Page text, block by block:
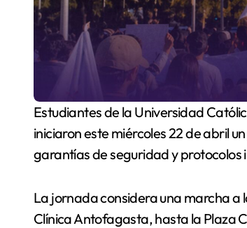
Estudiantes de la Universidad Católica del Norte (UCN) y la Universidad de Antofagasta (UA)
iniciaron este miércoles 22 de abril
garantías de seguridad y protocolos
La jornada considera una marcha a
Clínica Antofagasta, hasta la Plaza